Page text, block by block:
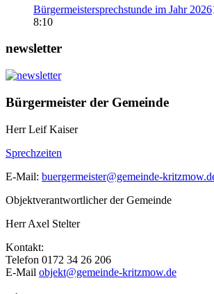
Bürgermeistersprechstunde im Jahr 2026
8:10
newsletter
Bürgermeister der Gemeinde
Herr Leif Kaiser
Sprechzeiten
E-Mail: buergermeister@gemeinde-
Objektverantwortlicher der Gemeinde
Herr Axel Stelter
Kontakt:
Telefon 0172 34 26 206
E-Mail objekt@gemeinde-kritzmow.de